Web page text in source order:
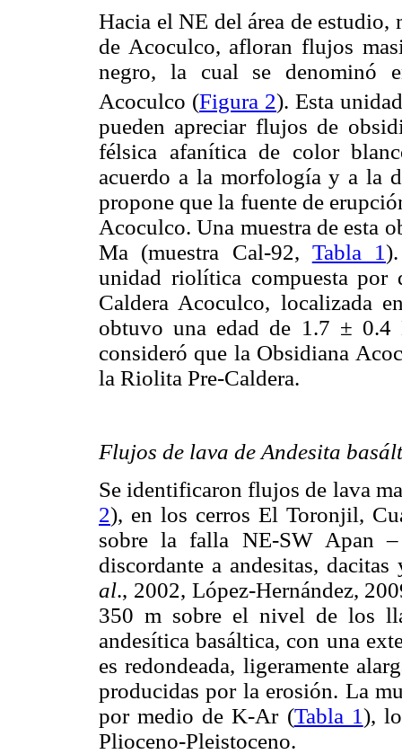
Hacia el NE del área de estudio,
de Acoculco, afloran flujos
negro, la cual se denominó
Acoculco (Figura 2). Esta
pueden apreciar flujos de
félsica afanítica de color
acuerdo a la morfología y a la
propone que la fuente de
Acoculco. Una muestra de esta
Ma (muestra Cal-92, Tabla 1
unidad riolítica compuesta por
Caldera Acoculco, localizada
obtuvo una edad de 1.7 ±
consideró que la Obsidiana
la Riolita Pre-Caldera.
Flujos de lava de Andesita
Se identificaron flujos de lava
2), en los cerros El Toronjil,
sobre la falla NE-SW Apan
discordante a andesitas,
al., 2002, López-Hernández,
350 m sobre el nivel de los
andesítica basáltica, con una
es redondeada, ligeramente
producidas por la erosión. La
por medio de K-Ar (Tabla 1),
Plioceno-Pleistoceno.